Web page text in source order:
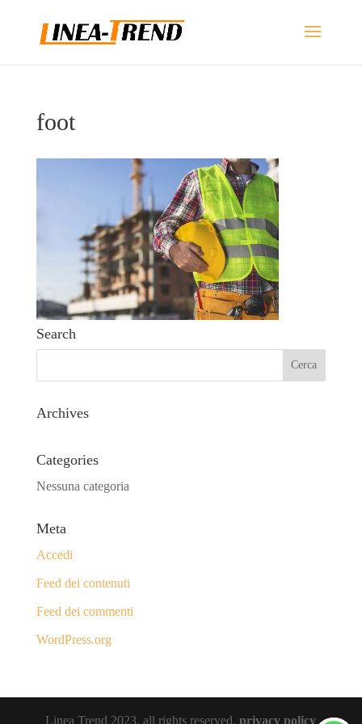
foot
Search
Archives
Categories
Nessuna categoria
Meta
Accedi
Feed dei contenuti
Feed dei commenti
WordPress.org
Linea Trend 2023, all rights reserved.privacy policy